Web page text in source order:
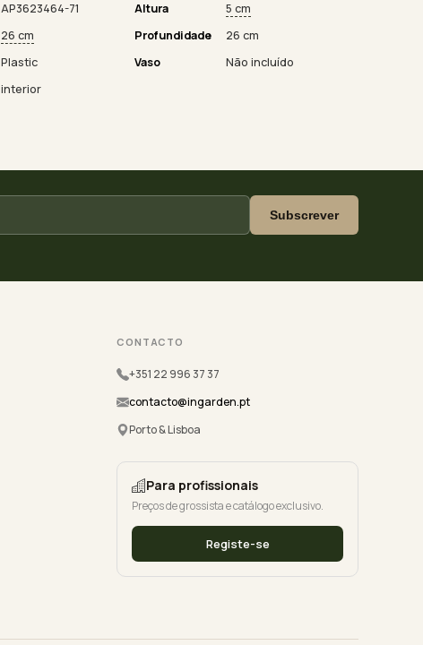
AP3623464-71 Altura
5 cm
26 cm Profundidade
26 cm
Plastic Vaso
Não incluído
interior
Subscrever
CONTACTO
+351 22 996 37 37
contacto@ingarden.pt
Porto & Lisboa
Para profissionais
Preços de grossista e catálogo exclusivo.
Registe-se